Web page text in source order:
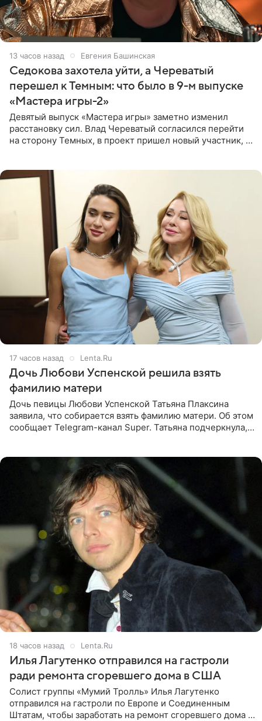
13 часов назад Евгения Башинская
Седокова захотела уйти, а Череватый
перешел к Темным: что было в 9-м выпуске
«Мастера игры-2»
Девятый выпуск «Мастера игры» заметно изменил
расстановку сил. Влад Череватый согласился перейти
на сторону Темных, в проект пришел новый участник, а
17 часов назад Lenta.Ru
Дочь Любови Успенской решила взять
фамилию матери
Дочь певицы Любови Успенской Татьяна Плаксина
заявила, что собирается взять фамилию матери. Об этом
сообщает Telegram-канал Super. Татьяна подчеркнула,
18 часов назад Lenta.Ru
Илья Лагутенко отправился на гастроли
ради ремонта сгоревшего дома в США
Солист группы «Мумий Тролль» Илья Лагутенко
отправился на гастроли по Европе и Соединенным
Штатам, чтобы заработать на ремонт сгоревшего дома в